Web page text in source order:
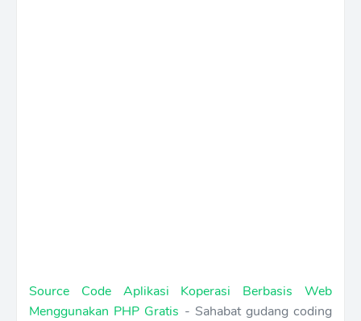
Source Code Aplikasi Koperasi Berbasis Web
Menggunakan PHP Gratis - Sahabat gudang coding